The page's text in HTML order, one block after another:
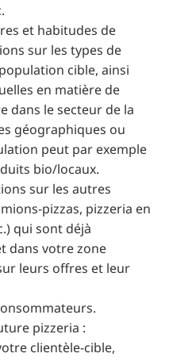
et habitudes de
sur les types de
cible, ainsi
en matière de
dans le secteur de la
géographiques ou
peut par exemple
bio/locaux.
sur les autres
pizzas, pizzeria en
qui sont déjà
dans votre zone
leurs offres et leur
pizzeria :
clientèle-cible,